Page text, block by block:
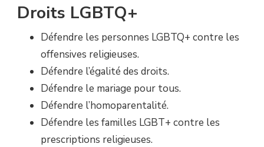
Droits LGBTQ+
Défendre les personnes LGBTQ+ contre les
offensives religieuses.
Défendre l’égalité des droits.
Défendre le mariage pour tous.
Défendre l’homoparentalité.
Défendre les familles LGBT+ contre les
prescriptions religieuses.